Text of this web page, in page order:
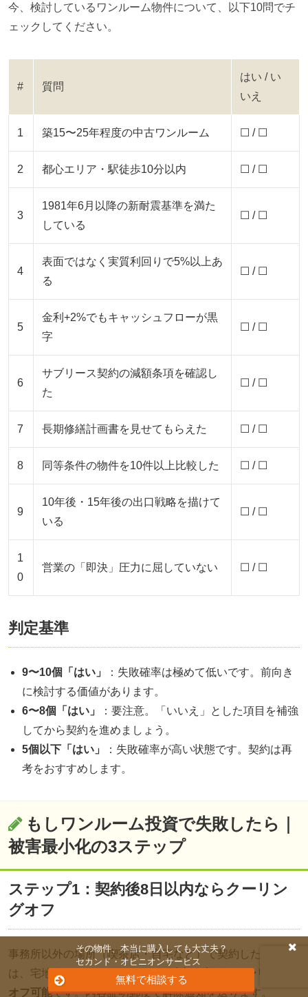
今、検討しているワンルーム物件について、以下10問でチ
ェックしてください。
# 質問
はい / い
いえ
1 築15〜25年程度の中古ワンルーム ☐ / ☐
2 都心エリア・駅徒歩10分以内 ☐ / ☐
3
1981年6月以降の新耐震基準を満た
している
☐ / ☐
4
表面ではなく実質利回りで5%以上あ
る
☐ / ☐
5
金利+2%でもキャッシュフローが黒
字
☐ / ☐
6
サブリース契約の減額条項を確認し
た
☐ / ☐
7 長期修繕計画書を見せてもらえた ☐ / ☐
8 同等条件の物件を10件以上比較した ☐ / ☐
9
10年後・15年後の出口戦略を描けて
いる
☐ / ☐
1
0
営業の「即決」圧力に屈していない ☐ / ☐
判定基準
9〜10個「はい」
：失敗確率は極めて低いです。前向き
に検討する価値があります。
6〜8個「はい」
：要注意。「いいえ」とした項目を補強
してから契約を進めましょう。
5個以下「はい」
：失敗確率が高い状態です。契約は再
考をおすすめします。
もしワンルーム投資で失敗したら｜
被害最小化の3ステップ
ステップ1：契約後8日以内ならクーリン
グオフ
事務所以外の場所（喫茶店・自宅など）で契約した場合
は、宅地建物取引業法により8日以内に書面でクーリング
オフ可能です。内容証明郵便で解除通知を送ります。
その物件、本当に購入しても大丈夫？
セカンド・オピニオンサービス
無料で相談する